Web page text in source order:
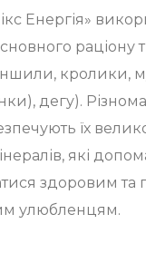
Енергія»
раціону
кролики,
дегу).
їх
які
здоровим та
улюбленцям.